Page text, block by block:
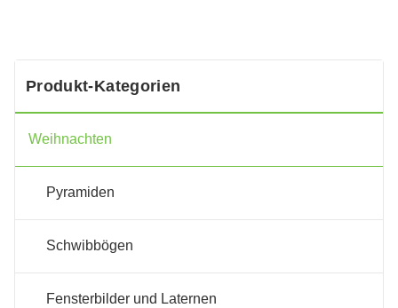
Produkt-Kategorien
Weihnachten
Pyramiden
Schwibbögen
Fensterbilder und Laternen